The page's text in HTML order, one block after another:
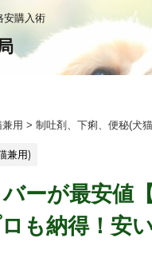
購入術
用 > 制吐剤、下痢、便秘(犬
兼用)
ーが最安値
も納得！安